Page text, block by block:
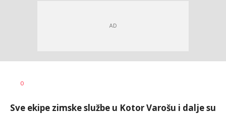
AUTOR
0
Sve ekipe zimske službe u Kotor Varošu i dalje su